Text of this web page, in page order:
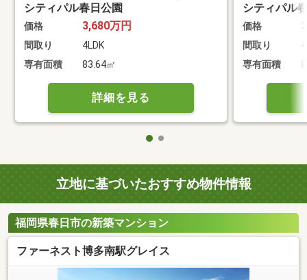
シティパル春日公園
価格 3,680万円
間取り
4LDK
専有面積
83.64㎡
詳細を見る
シティパル
価格
間取り
専有面積
立地に基づいたおすすめ物件情報
福岡県春日市の新築マンション
ファーネスト博多南駅グレイス